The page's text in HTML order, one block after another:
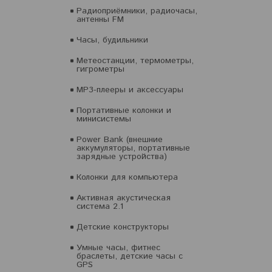
Радиоприёмники, радиочасы,
антенны FM
Часы, будильники
Метеостанции, термометры,
гигрометры
MP3-плееры и аксессуары
Портативные колонки и
минисистемы
Power Bank (внешние
аккумуляторы, портативные
зарядные устройства)
Колонки для компьютера
Активная акустическая
система 2.1
Детские конструкторы
Умные часы, фитнес
браслеты, детские часы с
GPS